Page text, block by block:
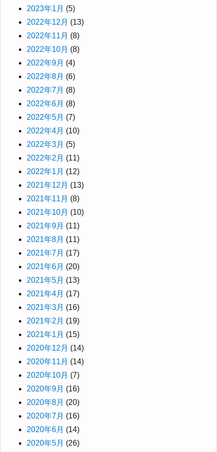
2023年1月 (5)
2022年12月 (13)
2022年11月 (8)
2022年10月 (8)
2022年9月 (4)
2022年8月 (6)
2022年7月 (8)
2022年6月 (8)
2022年5月 (7)
2022年4月 (10)
2022年3月 (5)
2022年2月 (11)
2022年1月 (12)
2021年12月 (13)
2021年11月 (8)
2021年10月 (10)
2021年9月 (11)
2021年8月 (11)
2021年7月 (17)
2021年6月 (20)
2021年5月 (13)
2021年4月 (17)
2021年3月 (16)
2021年2月 (19)
2021年1月 (15)
2020年12月 (14)
2020年11月 (14)
2020年10月 (7)
2020年9月 (16)
2020年8月 (20)
2020年7月 (16)
2020年6月 (14)
2020年5月 (26)